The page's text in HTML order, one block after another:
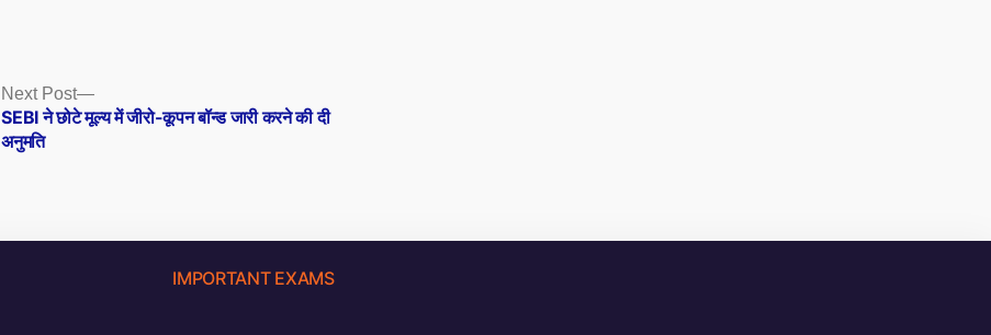
Next Post
Next
post:
SEBI ने छोटे मूल्य में जीरो-कूपन बॉन्ड जारी करने की दी
अनुमति
IMPORTANT EXAMS